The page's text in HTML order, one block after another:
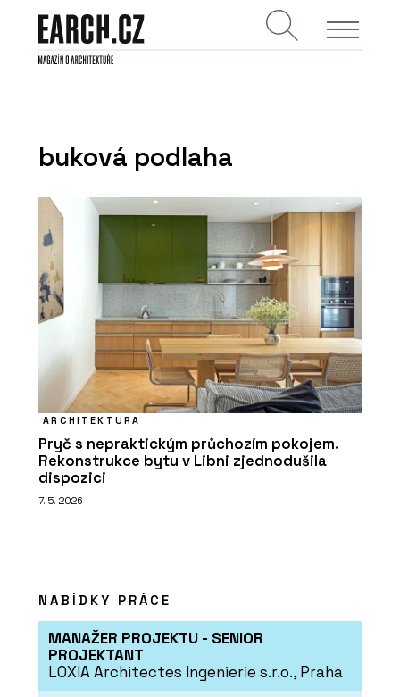
buková podlaha
ARCHITEKTURA
Pryč s nepraktickým průchozím pokojem.
Rekonstrukce bytu v Libni zjednodušila
dispozici
7. 5. 2026
NABÍDKY PRÁCE
MANAŽER PROJEKTU - SENIOR
PROJEKTANT
LOXIA Architectes Ingenierie s.r.o., Praha